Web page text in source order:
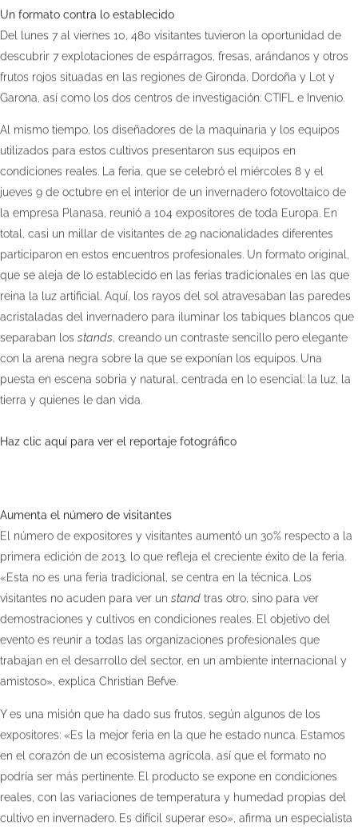
Un formato contra lo establecido
Del lunes 7 al viernes 10, 480 visitantes tuvieron la oportunidad de
descubrir 7 explotaciones de espárragos, fresas, arándanos y otros
frutos rojos situadas en las regiones de Gironda, Dordoña y Lot y
Garona, así como los dos centros de investigación: CTIFL e Invenio.
Al mismo tiempo, los diseñadores de la maquinaria y los equipos
utilizados para estos cultivos presentaron sus equipos en
condiciones reales. La feria, que se celebró el miércoles 8 y el
jueves 9 de octubre en el interior de un invernadero fotovoltaico de
la empresa Planasa, reunió a 104 expositores de toda Europa. En
total, casi un millar de visitantes de 29 nacionalidades diferentes
participaron en estos encuentros profesionales. Un formato original,
que se aleja de lo establecido en las ferias tradicionales en las que
reina la luz artificial. Aquí, los rayos del sol atravesaban las paredes
acristaladas del invernadero para iluminar los tabiques blancos que
separaban los stands , creando un contraste sencillo pero elegante
con la arena negra sobre la que se exponían los equipos. Una
puesta en escena sobria y natural, centrada en lo esencial: la luz, la
tierra y quienes le dan vida.
Haz clic aquí para ver el reportaje fotográfico
Aumenta el número de visitantes
El número de expositores y visitantes aumentó un 30% respecto a la
primera edición de 2013, lo que refleja el creciente éxito de la feria.
«Esta no es una feria tradicional, se centra en la técnica. Los
visitantes no acuden para ver un stand tras otro, sino para ver
demostraciones y cultivos en condiciones reales. El objetivo del
evento es reunir a todas las organizaciones profesionales que
trabajan en el desarrollo del sector, en un ambiente internacional y
amistoso», explica Christian Befve.
Y es una misión que ha dado sus frutos, según algunos de los
expositores: «Es la mejor feria en la que he estado nunca. Estamos
en el corazón de un ecosistema agrícola, así que el formato no
podría ser más pertinente. El producto se expone en condiciones
reales, con las variaciones de temperatura y humedad propias del
cultivo en invernadero. Es difícil superar eso», afirma un especialista